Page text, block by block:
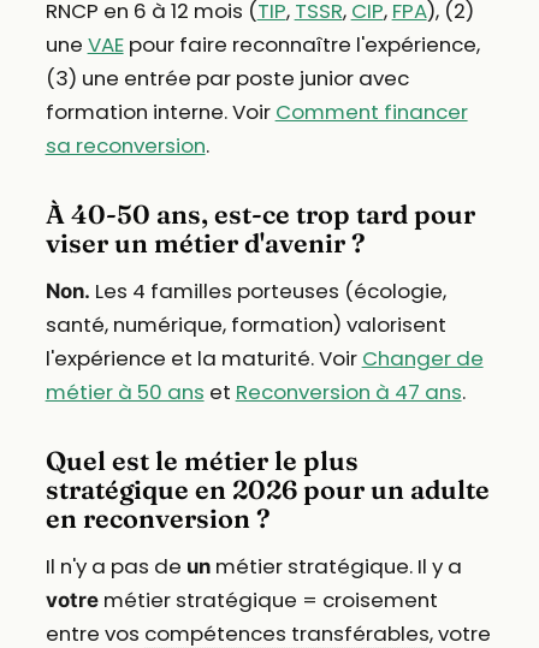
RNCP en 6 à 12 mois (TIP, TSSR, CIP, FPA), (2)
une VAEpour faire reconnaître l'expérience,
(3) une entrée par poste junior avec
formation interne. Voir Comment financer
sa reconversion.
À 40-50 ans, est-ce trop tard pour
viser un métier d'avenir ?
Non. Les 4 familles porteuses (écologie,
santé, numérique, formation) valorisent
l'expérience et la maturité. Voir Changer de
métier à 50 ans et Reconversion à 47 ans.
Quel est le métier le plus
stratégique en 2026 pour un adulte
en reconversion ?
Il n'y a pas de unmétier stratégique. Il y a
votremétier stratégique = croisement
entre vos compétences transférables, votre